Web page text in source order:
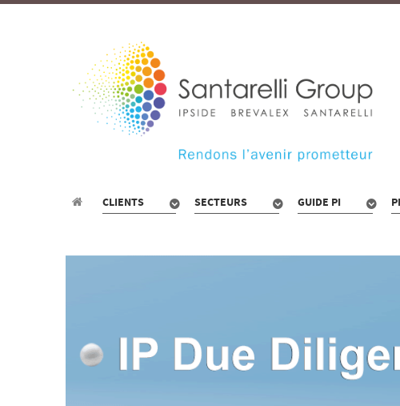
CLIENTS SECTEURS GUIDE PI